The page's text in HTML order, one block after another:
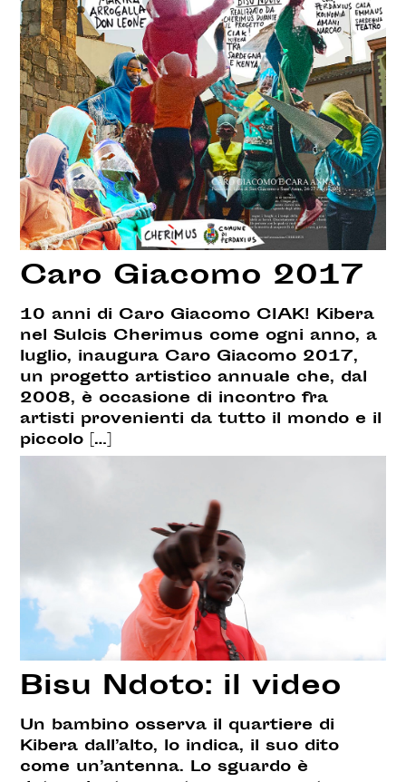
Caro Giacomo 2017
10 anni di Caro Giacomo CIAK! Kibera
nel Sulcis Cherimus come ogni anno, a
luglio, inaugura Caro Giacomo 2017,
un progetto artistico annuale che, dal
2008, è occasione di incontro fra
artisti provenienti da tutto il mondo e il
piccolo […]
Bisu Ndoto: il video
Un bambino osserva il quartiere di
Kibera dall’alto, lo indica, il suo dito
come un’antenna. Lo sguardo è